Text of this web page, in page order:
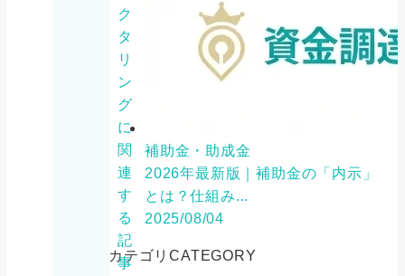
ク
タ
リ
ン
グ
に
関
連
す
る
記
事
補助金・助成金
2026年最新版｜補助金の「内示」
とは？仕組み...
2025/08/04
カテゴリCATEGORY